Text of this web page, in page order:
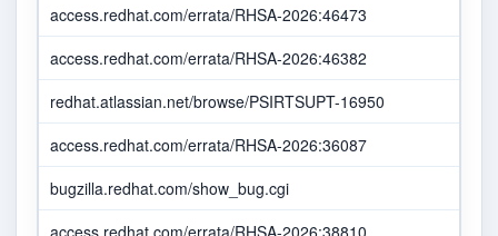
access.redhat.com/errata/RHSA-2026:46473
access.redhat.com/errata/RHSA-2026:46382
redhat.atlassian.net/browse/PSIRTSUPT-16950
access.redhat.com/errata/RHSA-2026:36087
bugzilla.redhat.com/show_bug.cgi